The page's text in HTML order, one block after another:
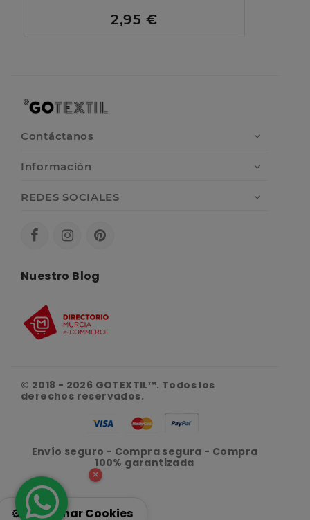
2,95 €
⚙️ Gestionar Cookies
×
Contáctanos
Información
REDES SOCIALES
Nuestro Blog
© 2018 - 2026 GOTEXTIL™. Todos los
derechos reservados.
Envío seguro - Compra segura - Compra
100% garantizada